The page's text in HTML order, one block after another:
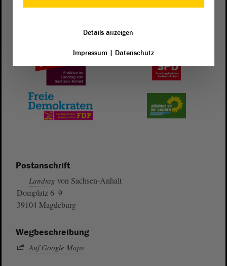
Postanschrift
Landtag von Sachsen-Anhalt
Domplatz 6–9
39104 Magdeburg
Wegbeschreibung
Auf Google Maps
Details anzeigen
Impressum| Datenschutz